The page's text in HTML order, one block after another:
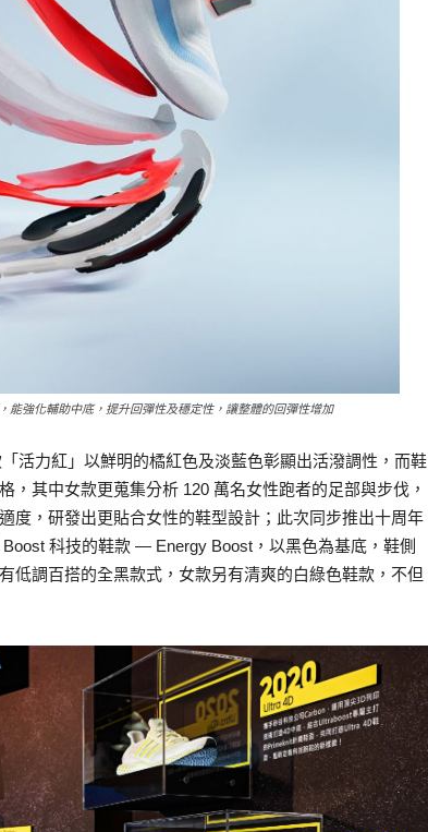
能強化輔助中底，提升回彈性及穩定性，讓整體的回彈性增加
活力紅」以鮮明的橘紅色及淡藍色彰顯出活潑調性，而鞋
，其中女款更蒐集分析 120 萬名女性跑者的足部與步伐，
度，研發出更貼合女性的鞋型設計；此次同步推出十周年
科技的鞋款 — Energy Boost，以黑色為基底，鞋側
低調百搭的全黑款式，女款另有清爽的白綠色鞋款，不但